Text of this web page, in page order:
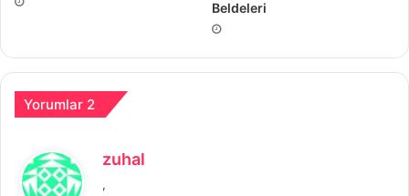
Beldeleri
Yorumlar 2
zuhal
,